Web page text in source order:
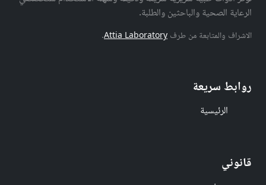
الرعاية الصحية والباحثين والطلبة.
الاشراف والمتابعة من طرف Attia Laboratory
.
روابط سريعة
الرئيسية
قانوني